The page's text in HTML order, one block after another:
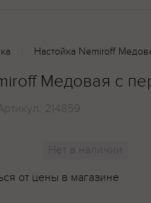
Настойка Nemiroff
Медовая с
214859
Нет в наличии
от цены в магазине